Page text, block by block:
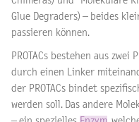
Glue Degraders) – beides
passieren können.
PROTACs bestehen aus
durch einen Linker
der PROTACs bindet
werden soll. Das andere